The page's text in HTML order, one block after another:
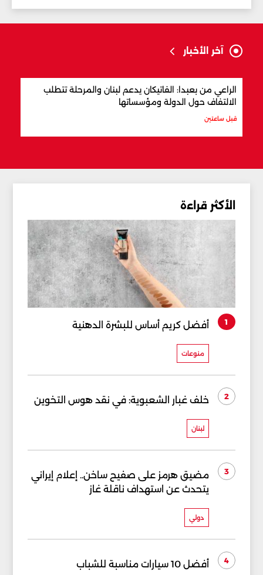
آخر الأخبار
الراعي من بعبدا: الفاتيكان يدعم لبنان والمرحلة تتطلب
الالتفاف حول الدولة ومؤسساتها
قبل ساعتين
الأكثر قراءة
1 أفضل كريم أساس للبشرة الدهنية
منوعات
2 خلف غبار الشعبوية: في نقد هوس التخوين
لبنان
3
مضيق هرمز على صفيح ساخن.. إعلام إيراني
يتحدث عن استهداف ناقلة غاز
دولي
4 أفضل 10 سيارات مناسبة للشباب